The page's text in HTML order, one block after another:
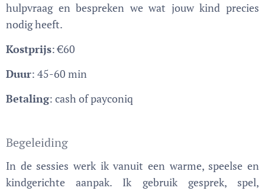
hulpvraag en bespreken we wat jouw kind precies
nodig heeft.
Kostprijs: €60
Duur: 45-60 min
Betaling: cash of payconiq
Begeleiding
In de sessies werk ik vanuit een warme, speelse en
kindgerichte aanpak. Ik gebruik gesprek, spel,